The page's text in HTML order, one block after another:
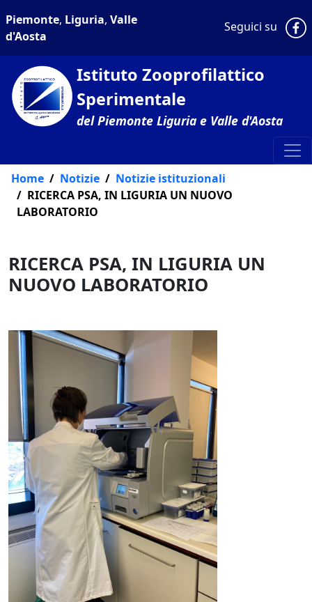
Piemonte, Liguria, Valle
d'Aosta
Seguici su
Istituto Zooprofilattico
Sperimentale
del Piemonte Liguria e Valle d'Aosta
Home Notizie
Notizie istituzionali
RICERCA PSA, IN LIGURIA UN NUOVO
LABORATORIO
RICERCA PSA, IN LIGURIA UN
NUOVO LABORATORIO